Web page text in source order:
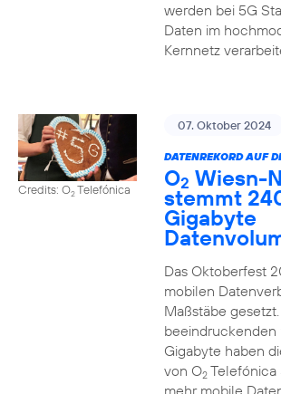
werden bei 5G
Daten im
Kernnetz
Credits: O2Telefónica
07. Oktober 2024
DATENREKORD AUF
O2 Wiesn-
stemmt
Gigabyte
Das Oktoberfest
mobilen
Maßstäbe
Gigabyte haben
von O2Telefónica
mehr mobile